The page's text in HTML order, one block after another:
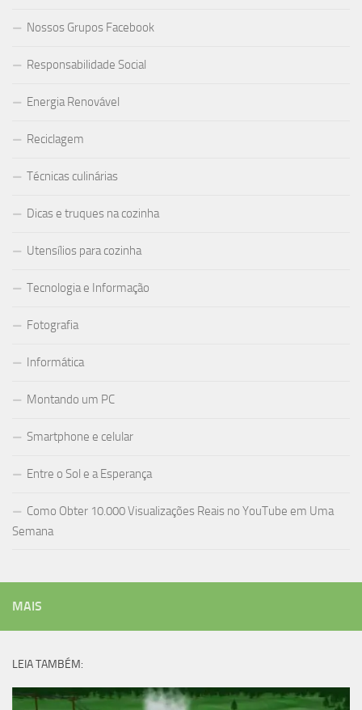
Nossos Grupos Facebook
Responsabilidade Social
Energia Renovável
Reciclagem
Técnicas culinárias
Dicas e truques na cozinha
Utensílios para cozinha
Tecnologia e Informação
Fotografia
Informática
Montando um PC
Smartphone e celular
Entre o Sol e a Esperança
Como Obter 10.000 Visualizações Reais no YouTube em Uma
Semana
MAIS
LEIA TAMBÉM: